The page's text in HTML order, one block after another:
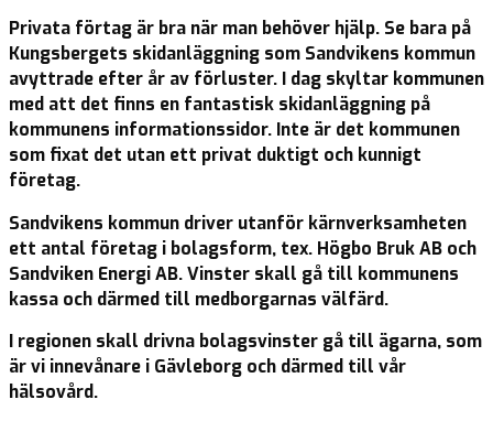
Privata förtag är bra när man behöver hjälp. Se bara på
Kungsbergets skidanläggning som Sandvikens kommun
avyttrade efter år av förluster. I dag skyltar kommunen
med att det finns en fantastisk skidanläggning på
kommunens informationssidor. Inte är det kommunen
som fixat det utan ett privat duktigt och kunnigt
företag.
Sandvikens kommun driver utanför kärnverksamheten
ett antal företag i bolagsform, tex. Högbo Bruk AB och
Sandviken Energi AB. Vinster skall gå till kommunens
kassa och därmed till medborgarnas välfärd.
I regionen skall drivna bolagsvinster gå till ägarna, som
är vi innevånare i Gävleborg och därmed till vår
hälsovård.